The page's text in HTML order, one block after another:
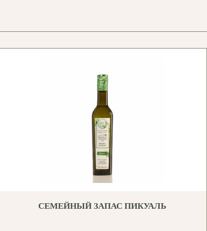
СЕМЕЙНЫЙ ЗАПАС ПИКУАЛЬ